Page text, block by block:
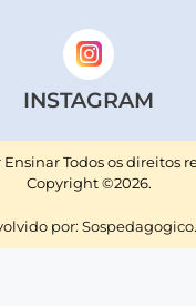
INSTAGRAM
Todos os direitos
Copyright ©2026.
por: